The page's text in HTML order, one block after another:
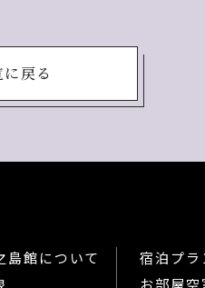
戻る
島館について
宿泊プラ
お部屋空